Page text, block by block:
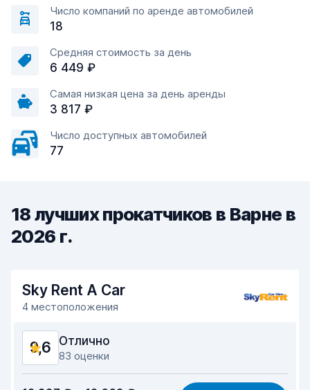
Число компаний по аренде автомобилей
18
Средняя стоимость за день
6 449 ₽
Самая низкая цена за день аренды
3 817 ₽
Число доступных автомобилей
77
18 лучших прокатчиков в Варне в
2026 г.
Sky Rent A Car
4 местоположения
9,6 Отлично
83 оценки
9,5